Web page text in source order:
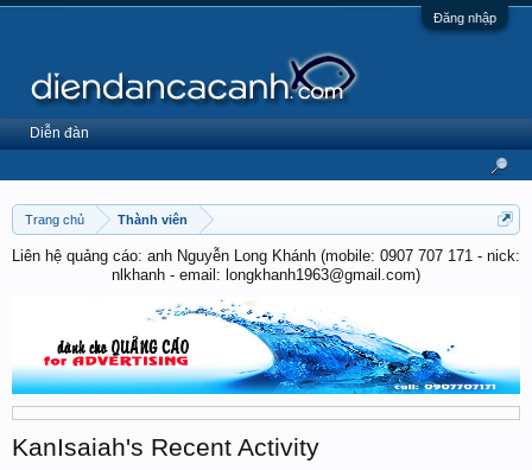
Đăng nhập
Trang chủ Thành viên
Liên hệ quảng cáo: anh Nguyễn Long Khánh (mobile: 0907 707 171 - nick:
nlkhanh - email: longkhanh1963@gmail.com)
KanIsaiah's Recent Activity
Diễn đàn